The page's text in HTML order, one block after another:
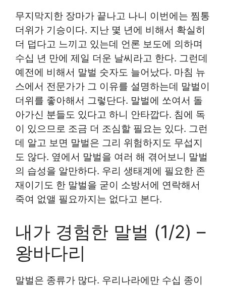
무지막지한 장마가 끝나고 나니 이번에는 찜통
더위가 기승이다. 지난 몇 년에 비해서 확실히
더 덥다고 느끼고 있는데 언론 보도에 의하며
수십 년 만에 제일 더운 날씨라고 한다. 그런데
예전에 비해서 말벌 숫자도 늘어났다. 마침 뉴
스에서 전문가가 그 이유를 설명하는데 말벌이
더위를 좋아해서 그렇단다. 말벌에 쏘여서 돌
아가신 분들도 있다고 하니 안타깝다. 침에 독
이 있으므로 조금 더 조심할 필요는 있다. 그런
데 알고 보면 말벌은 그리 위험하지도 무섭지
도 않다. 옆에서 말벌을 여러 해 겪어보니 말벌
의 습성을 알만하다. 우리 생태계에 필요한 존
재이기도 한 말벌을 굳이 소방서에 연락해서
죽여 없앨 필요까지는 없다고 본다.
내가 경험한 말벌 (1/2) –
왕바다리
말벌은 종류가 많다. 우리나라에만 수십 종이